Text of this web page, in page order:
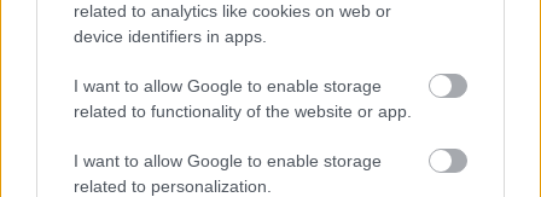
related to analytics like cookies on web or
device identifiers in apps.
I want to allow Google to enable storage
related to functionality of the website or app.
I want to allow Google to enable storage
related to personalization.
1919 A Magyarországi
Tanácsköztársaság kérdőjelei
Ablonczy Balázs